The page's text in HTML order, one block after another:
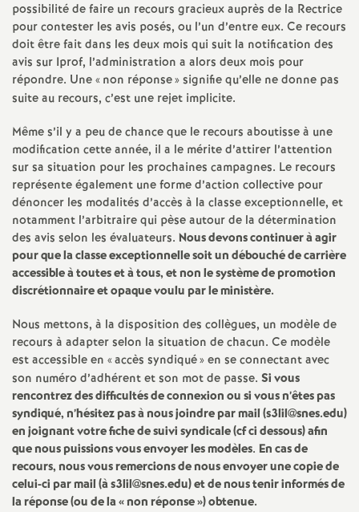
l
d
e
s
E
n
s
e
i
g
n
e
possibilité de faire un recours gracieux auprès de la Rectrice
pour contester les avis posés, ou l’un d’entre eux. Ce recours
doit être fait dans les deux mois qui suit la notification des
avis sur Iprof, l’administration a alors deux mois pour
répondre. Une «non réponse» signifie qu’elle ne donne pas
suite au recours, c’est une rejet implicite.
Même s’il y a peu de chance que le recours aboutisse à une
modification cette année, il a le mérite d’attirer l’attention
sur sa situation pour les prochaines campagnes. Le recours
représente également une forme d’action collective pour
dénoncer les modalités d’accès à la classe exceptionnelle, et
notamment l’arbitraire qui pèse autour de la détermination
des avis selon les évaluateurs. Nous devons continuer à agir
pour que la classe exceptionnelle soit un débouché de carrière
accessible à toutes et à tous, et non le système de promotion
discrétionnaire et opaque voulu par le ministère.
Nous mettons, à la disposition des collègues, un modèle de
recours à adapter selon la situation de chacun. Ce modèle
est accessible en «accès syndiqué» en se connectant avec
son numéro d’adhérent et son mot de passe. Si vous
rencontrez des difficultés de connexion ou si vous n’êtes pas
syndiqué, n’hésitez pas à nous joindre par mail (s3lil@snes.edu)
en joignant votre fiche de suivi syndicale (cf ci dessous) afin
que nous puissions vous envoyer les modèles. En cas de
recours, nous vous remercions de nous envoyer une copie de
celui-ci par mail (à s3lil@snes.edu) et de nous tenir informés de
la réponse (ou de la «non réponse») obtenue.